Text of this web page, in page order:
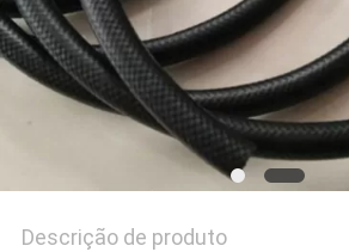
Descrição de produto